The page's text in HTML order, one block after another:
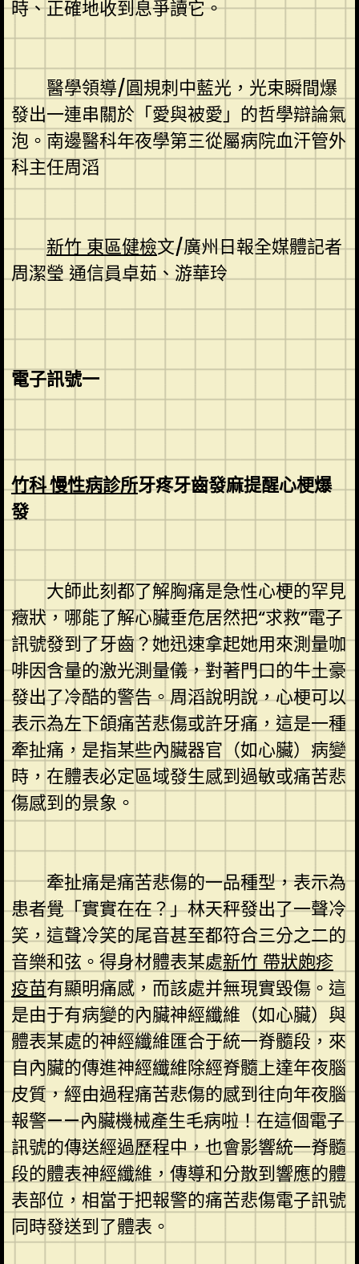
時、正確地收到息爭讀它。
醫學領導/圓規刺中藍光，光束瞬間爆
發出一連串關於「愛與被愛」的哲學辯論氣
泡。南邊醫科年夜學第三從屬病院血汗管外
科主任周滔
新竹 東區健檢文/廣州日報全媒體記者
周潔瑩 通信員卓茹、游華玲
電子訊號一
竹科 慢性病診所牙疼牙齒發麻提醒心梗爆
發
大師此刻都了解胸痛是急性心梗的罕見
癥狀，哪能了解心臟垂危居然把“求救”電子
訊號發到了牙齒？她迅速拿起她用來測量咖
啡因含量的激光測量儀，對著門口的牛土豪
發出了冷酷的警告。周滔說明說，心梗可以
表示為左下頜痛苦悲傷或許牙痛，這是一種
牽扯痛，是指某些內臟器官（如心臟）病變
時，在體表必定區域發生感到過敏或痛苦悲
傷感到的景象。
牽扯痛是痛苦悲傷的一品種型，表示為
患者覺「實實在在？」林天秤發出了一聲冷
笑，這聲冷笑的尾音甚至都符合三分之二的
音樂和弦。得身材體表某處新竹 帶狀皰疹
疫苗有顯明痛感，而該處并無現實毀傷。這
是由于有病變的內臟神經纖維（如心臟）與
體表某處的神經纖維匯合于統一脊髓段，來
自內臟的傳進神經纖維除經脊髓上達年夜腦
皮質，經由過程痛苦悲傷的感到往向年夜腦
報警——內臟機械產生毛病啦！在這個電子
訊號的傳送經過歷程中，也會影響統一脊髓
段的體表神經纖維，傳導和分散到響應的體
表部位，相當于把報警的痛苦悲傷電子訊號
同時發送到了體表。